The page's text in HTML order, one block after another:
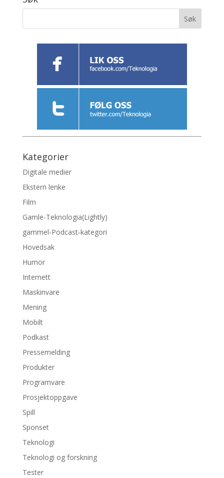
Kategorier
Digitale medier
Ekstern lenke
Film
Gamle-Teknologia(Lightly)
gammel-Podcast-kategori
Hovedsak
Humor
Internett
Maskinvare
Mening
Mobilt
Podkast
Pressemelding
Produkter
Programvare
Prosjektoppgave
Spill
Sponset
Teknologi
Teknologi og forskning
Tester